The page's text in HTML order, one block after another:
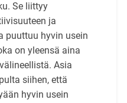
Se liittyy
ja
puuttuu hyvin usein
on yleensä aina
Asia
siihen, että
hyvin usein